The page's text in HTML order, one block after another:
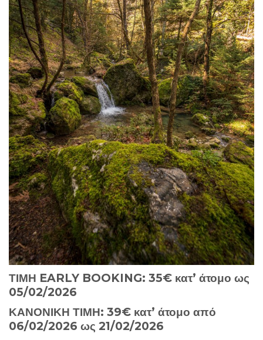
ΤΙΜΗ EARLY BOOKING: 35€ κατ’ άτομο ως
05/02/2026
ΚΑΝΟΝΙΚΗ ΤΙΜΗ: 39€ κατ’ άτομο από
06/02/2026 ως 21/02/2026